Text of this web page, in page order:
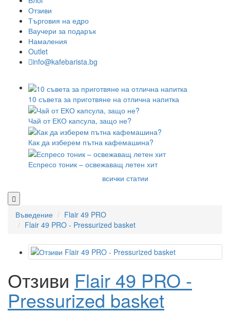
Отзиви
Търговия на едро
Ваучери за подарък
Намаления
Outlet
info@kafebarista.bg
10 съвета за приготвяне на отлична напитка
Чай от ЕКО капсула, защо не?
Как да изберем пътна кафемашина?
Еспресо тоник – освежаващ летен хит
всички статии
Въведение
Flair 49 PRO
Flair 49 PRO - Pressurized basket
Отзиви Flair 49 PRO -
Pressurized basket